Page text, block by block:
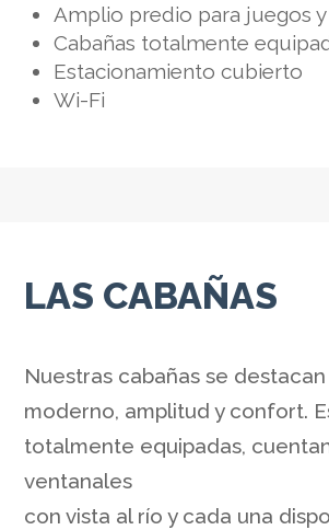
Amplio predio para juegos
Cabañas totalmente
Estacionamiento cubierto
Wi-Fi
LAS CABAÑAS
Nuestras cabañas se
moderno, amplitud y confort.
totalmente equipadas,
ventanales
con vista al río y cada una